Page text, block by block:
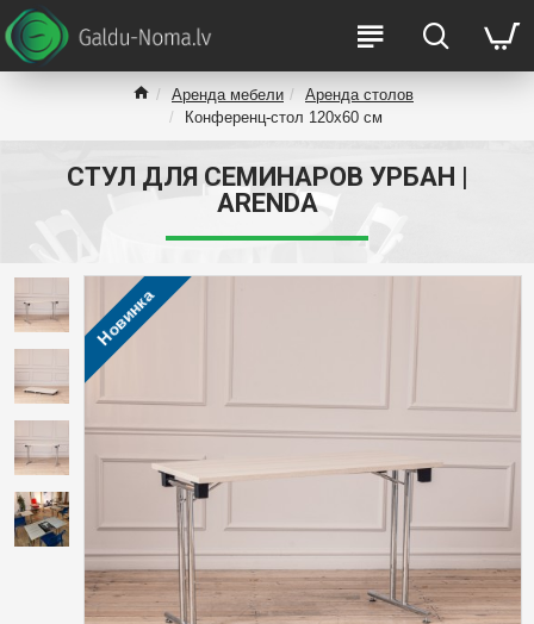
Аренда мебели
Аренда столов
Конференц-стол 120x60 см
СТУЛ ДЛЯ СЕМИНАРОВ УРБАН |
ARENDA
Новинка